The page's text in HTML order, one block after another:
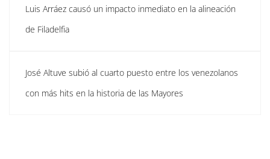
Luis Arráez causó un impacto inmediato en la alineación
de Filadelfia
José Altuve subió al cuarto puesto entre los venezolanos
con más hits en la historia de las Mayores